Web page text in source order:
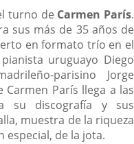
turno de Carmen París.
sus más de 35 años de
en formato trío en el
uruguayo Diego
parisino Jorge
París llega a las
su discografía y sus
muestra de la riqueza
especial, de la jota.